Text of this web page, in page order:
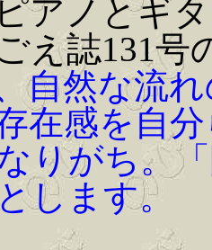
アノとギ
え誌131号
自然な流
在感を自
りがち。
します。